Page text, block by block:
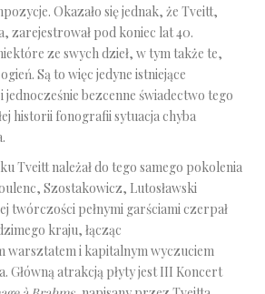
Okazało się jednak, że Tveitt,
zarejestrował pod koniec lat 40.
ze swych dzieł, w tym także te,
Są to więc jedyne istniejące
jednocześnie bezcenne świadectwo tego
historii fonografii sytuacja chyba
Tveitt należał do tego samego pokolenia
Szostakowicz, Lutosławski
twórczości pełnymi garściami czerpał
kraju, łącząc
warsztatem i kapitalnym wyczuciem
Główną atrakcją płyty jest III Koncert